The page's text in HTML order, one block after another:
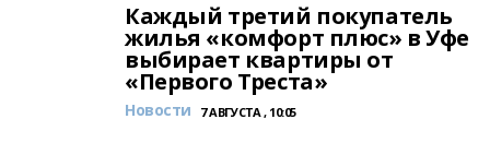
Каждый третий покупатель
жилья «комфорт плюс» в Уфе
выбирает квартиры от
«Первого Треста»
Новости 7 АВГУСТА , 10:05